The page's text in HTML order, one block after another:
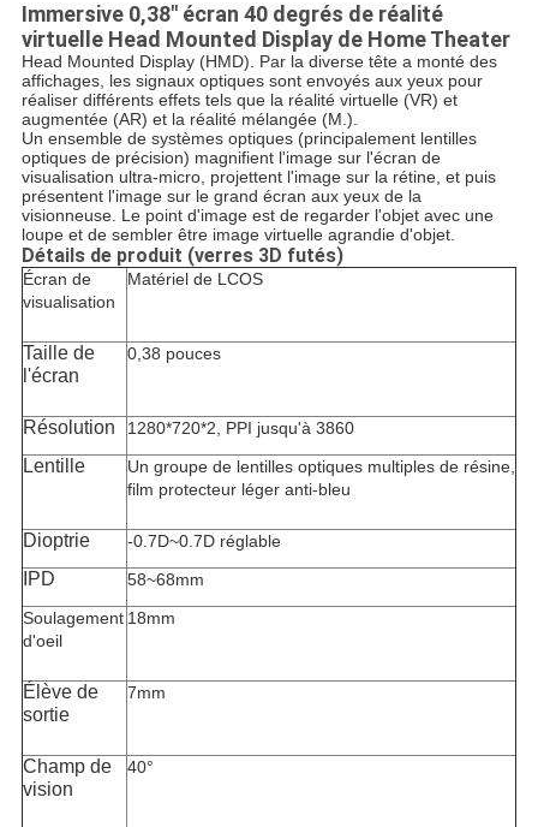
Immersive 0,38" écran 40 degrés de réalité
virtuelle Head Mounted Display de Home Theater
Head Mounted Display (HMD). Par la diverse tête a monté des
affichages, les signaux optiques sont envoyés aux yeux pour
réaliser différents effets tels que la réalité virtuelle (VR) et
augmentée (AR) et la réalité mélangée (M.).
Un ensemble de systèmes optiques (principalement lentilles
optiques de précision) magnifient l'image sur l'écran de
visualisation ultra-micro, projettent l'image sur la rétine, et puis
présentent l'image sur le grand écran aux yeux de la
visionneuse. Le point d'image est de regarder l'objet avec une
loupe et de sembler être image virtuelle agrandie d'objet.
Détails de produit (verres 3D futés)
Écran de
visualisation
Matériel deLCOS
Taille de
l'écran
0,38 pouces
Résolution 1280*720*2, PPI jusqu'à 3860
Lentille
Un groupe de lentilles optiques multiples de résine,
film protecteur léger anti-bleu
Dioptrie -0.7D~0.7D réglable
IPD
58~68mm
Soulagement
d'oeil
18mm
Élève de
sortie
7mm
Champ de
vision
40°